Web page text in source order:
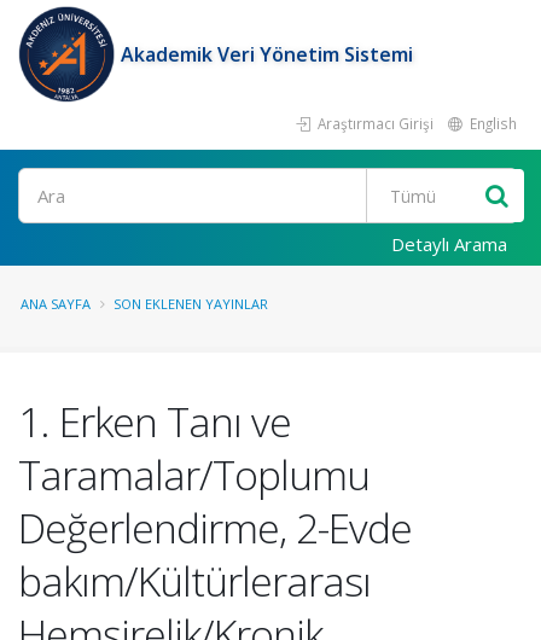
Akademik Veri Yönetim Sistemi
Araştırmacı Girişi English
Ara
Detaylı Arama
ANA SAYFA SON EKLENEN YAYINLAR
1. Erken Tanı ve
Taramalar/Toplumu
Değerlendirme, 2-Evde
bakım/Kültürlerarası